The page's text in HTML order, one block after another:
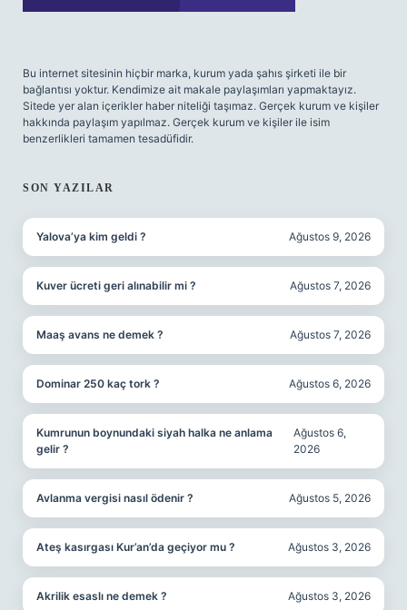
Bu internet sitesinin hiçbir marka, kurum yada şahıs şirketi ile bir
bağlantısı yoktur. Kendimize ait makale paylaşımları yapmaktayız.
Sitede yer alan içerikler haber niteliği taşımaz. Gerçek kurum ve kişiler
hakkında paylaşım yapılmaz. Gerçek kurum ve kişiler ile isim
benzerlikleri tamamen tesadüfidir.
SON YAZILAR
Yalova’ya kim geldi ? Ağustos 9, 2026
Kuver ücreti geri alınabilir mi ? Ağustos 7, 2026
Maaş avans ne demek ? Ağustos 7, 2026
Dominar 250 kaç tork ? Ağustos 6, 2026
Kumrunun boynundaki siyah halka ne anlama
gelir ?
Ağustos 6,
2026
Avlanma vergisi nasıl ödenir ? Ağustos 5, 2026
Ateş kasırgası Kur’an’da geçiyor mu ? Ağustos 3, 2026
Akrilik esaslı ne demek ? Ağustos 3, 2026